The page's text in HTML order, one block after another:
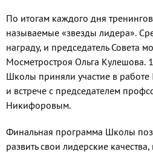
По итогам каждого дня
называемые «звезды лидера».
награду, и председатель Совета
Мосметростроя Ольга Кулешова.
Школы приняли участие в
и встрече с председателем
Никифоровым.
Финальная программа Школы
развить свои лидерские